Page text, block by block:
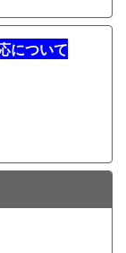
について